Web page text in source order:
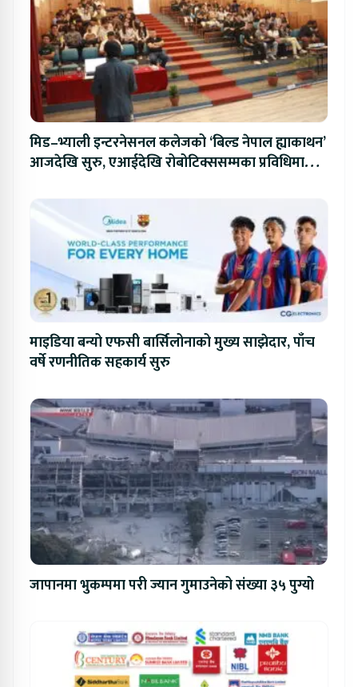
मिड–भ्याली इन्टरनेसनल कलेजको ‘बिल्ड नेपाल ह्याकाथन’
आजदेखि सुरु, एआईदेखि रोबोटिक्ससम्मका प्रविधिमा
माइडिया बन्यो एफसी बार्सिलोनाको मुख्य साझेदार, पाँच
वर्षे रणनीतिक सहकार्य सुरु
जापानमा भुकम्पमा परी ज्यान गुमाउनेको संख्या ३५ पुग्यो